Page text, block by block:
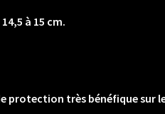
à 15 cm.
protection très bénéfique sur